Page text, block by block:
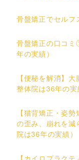
骨盤矯正でセル
骨盤矯正の口コ
年の実績）
【便秘を解消】
整体院は36年の実
【猫背矯正・姿
の歪み、崩れを減
院は36年の実績）
【カイロプラク